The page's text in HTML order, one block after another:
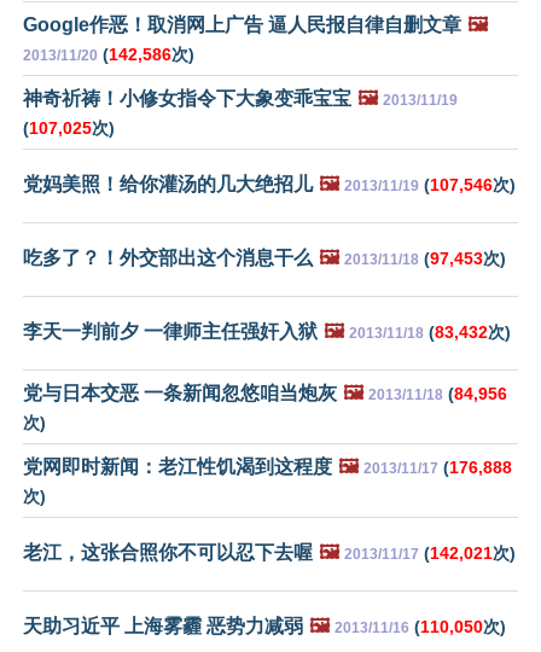
Google作恶！取消网上广告 逼人民报自律自删文章 🖼️
2013/11/20 (142,586次)
神奇祈祷！小修女指令下大象变乖宝宝 🖼️ 2013/11/19
(107,025次)
党妈美照！给你灌汤的几大绝招儿 🖼️ 2013/11/19 (107,546次)
吃多了？！外交部出这个消息干么 🖼️ 2013/11/18 (97,453次)
李天一判前夕 一律师主任强奸入狱 🖼️ 2013/11/18 (83,432次)
党与日本交恶 一条新闻忽悠咱当炮灰 🖼️ 2013/11/18 (84,956
次)
党网即时新闻：老江性饥渴到这程度 🖼️ 2013/11/17 (176,888
次)
老江，这张合照你不可以忍下去喔 🖼️ 2013/11/17 (142,021次)
天助习近平 上海雾霾 恶势力减弱 🖼️ 2013/11/16 (110,050次)